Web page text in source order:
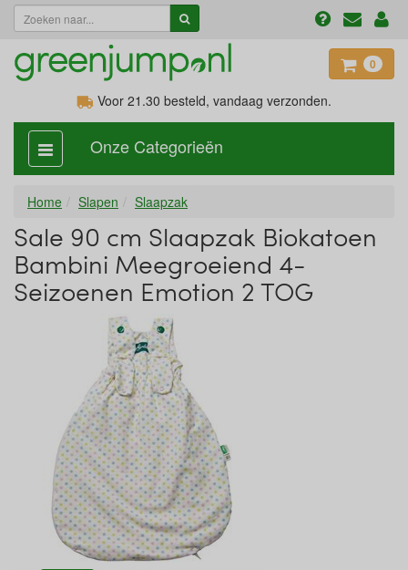
0
Voor 21.30 besteld, vandaag verzonden.
categorie
aan,
Onze Categorieën
Home Slapen Slaapzak
Sale 90 cm Slaapzak Biokatoen
Bambini Meegroeiend 4-
Seizoenen Emotion 2 TOG